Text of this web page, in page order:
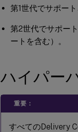
第1世代でサポー
第2世代でサポー
ートを含む）。
ハイパー
重要：
すべてのDelivery